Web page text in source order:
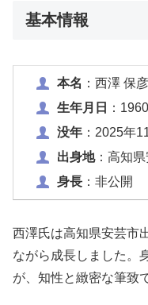
基本情報
本名 ：西澤 保彦
生年月日
：
没年：2025年
出身地：高知
身長：非公開
西澤氏は高知県安芸市
ながら成長しました。
が、知性と緻密な筆致